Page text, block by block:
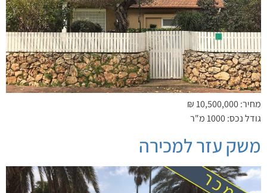
מחיר: 10,500,000 ₪
גודל נכס: 1000 מ"ר
משק עזר למכירה